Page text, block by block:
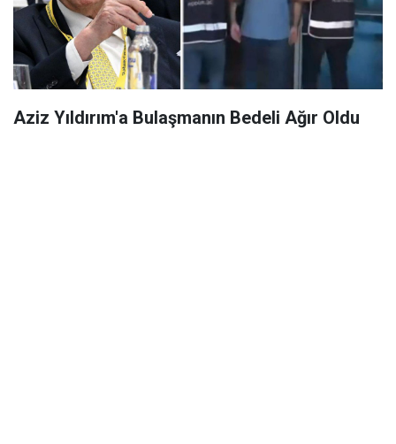
Aziz Yıldırım'a Bulaşmanın Bedeli Ağır Oldu